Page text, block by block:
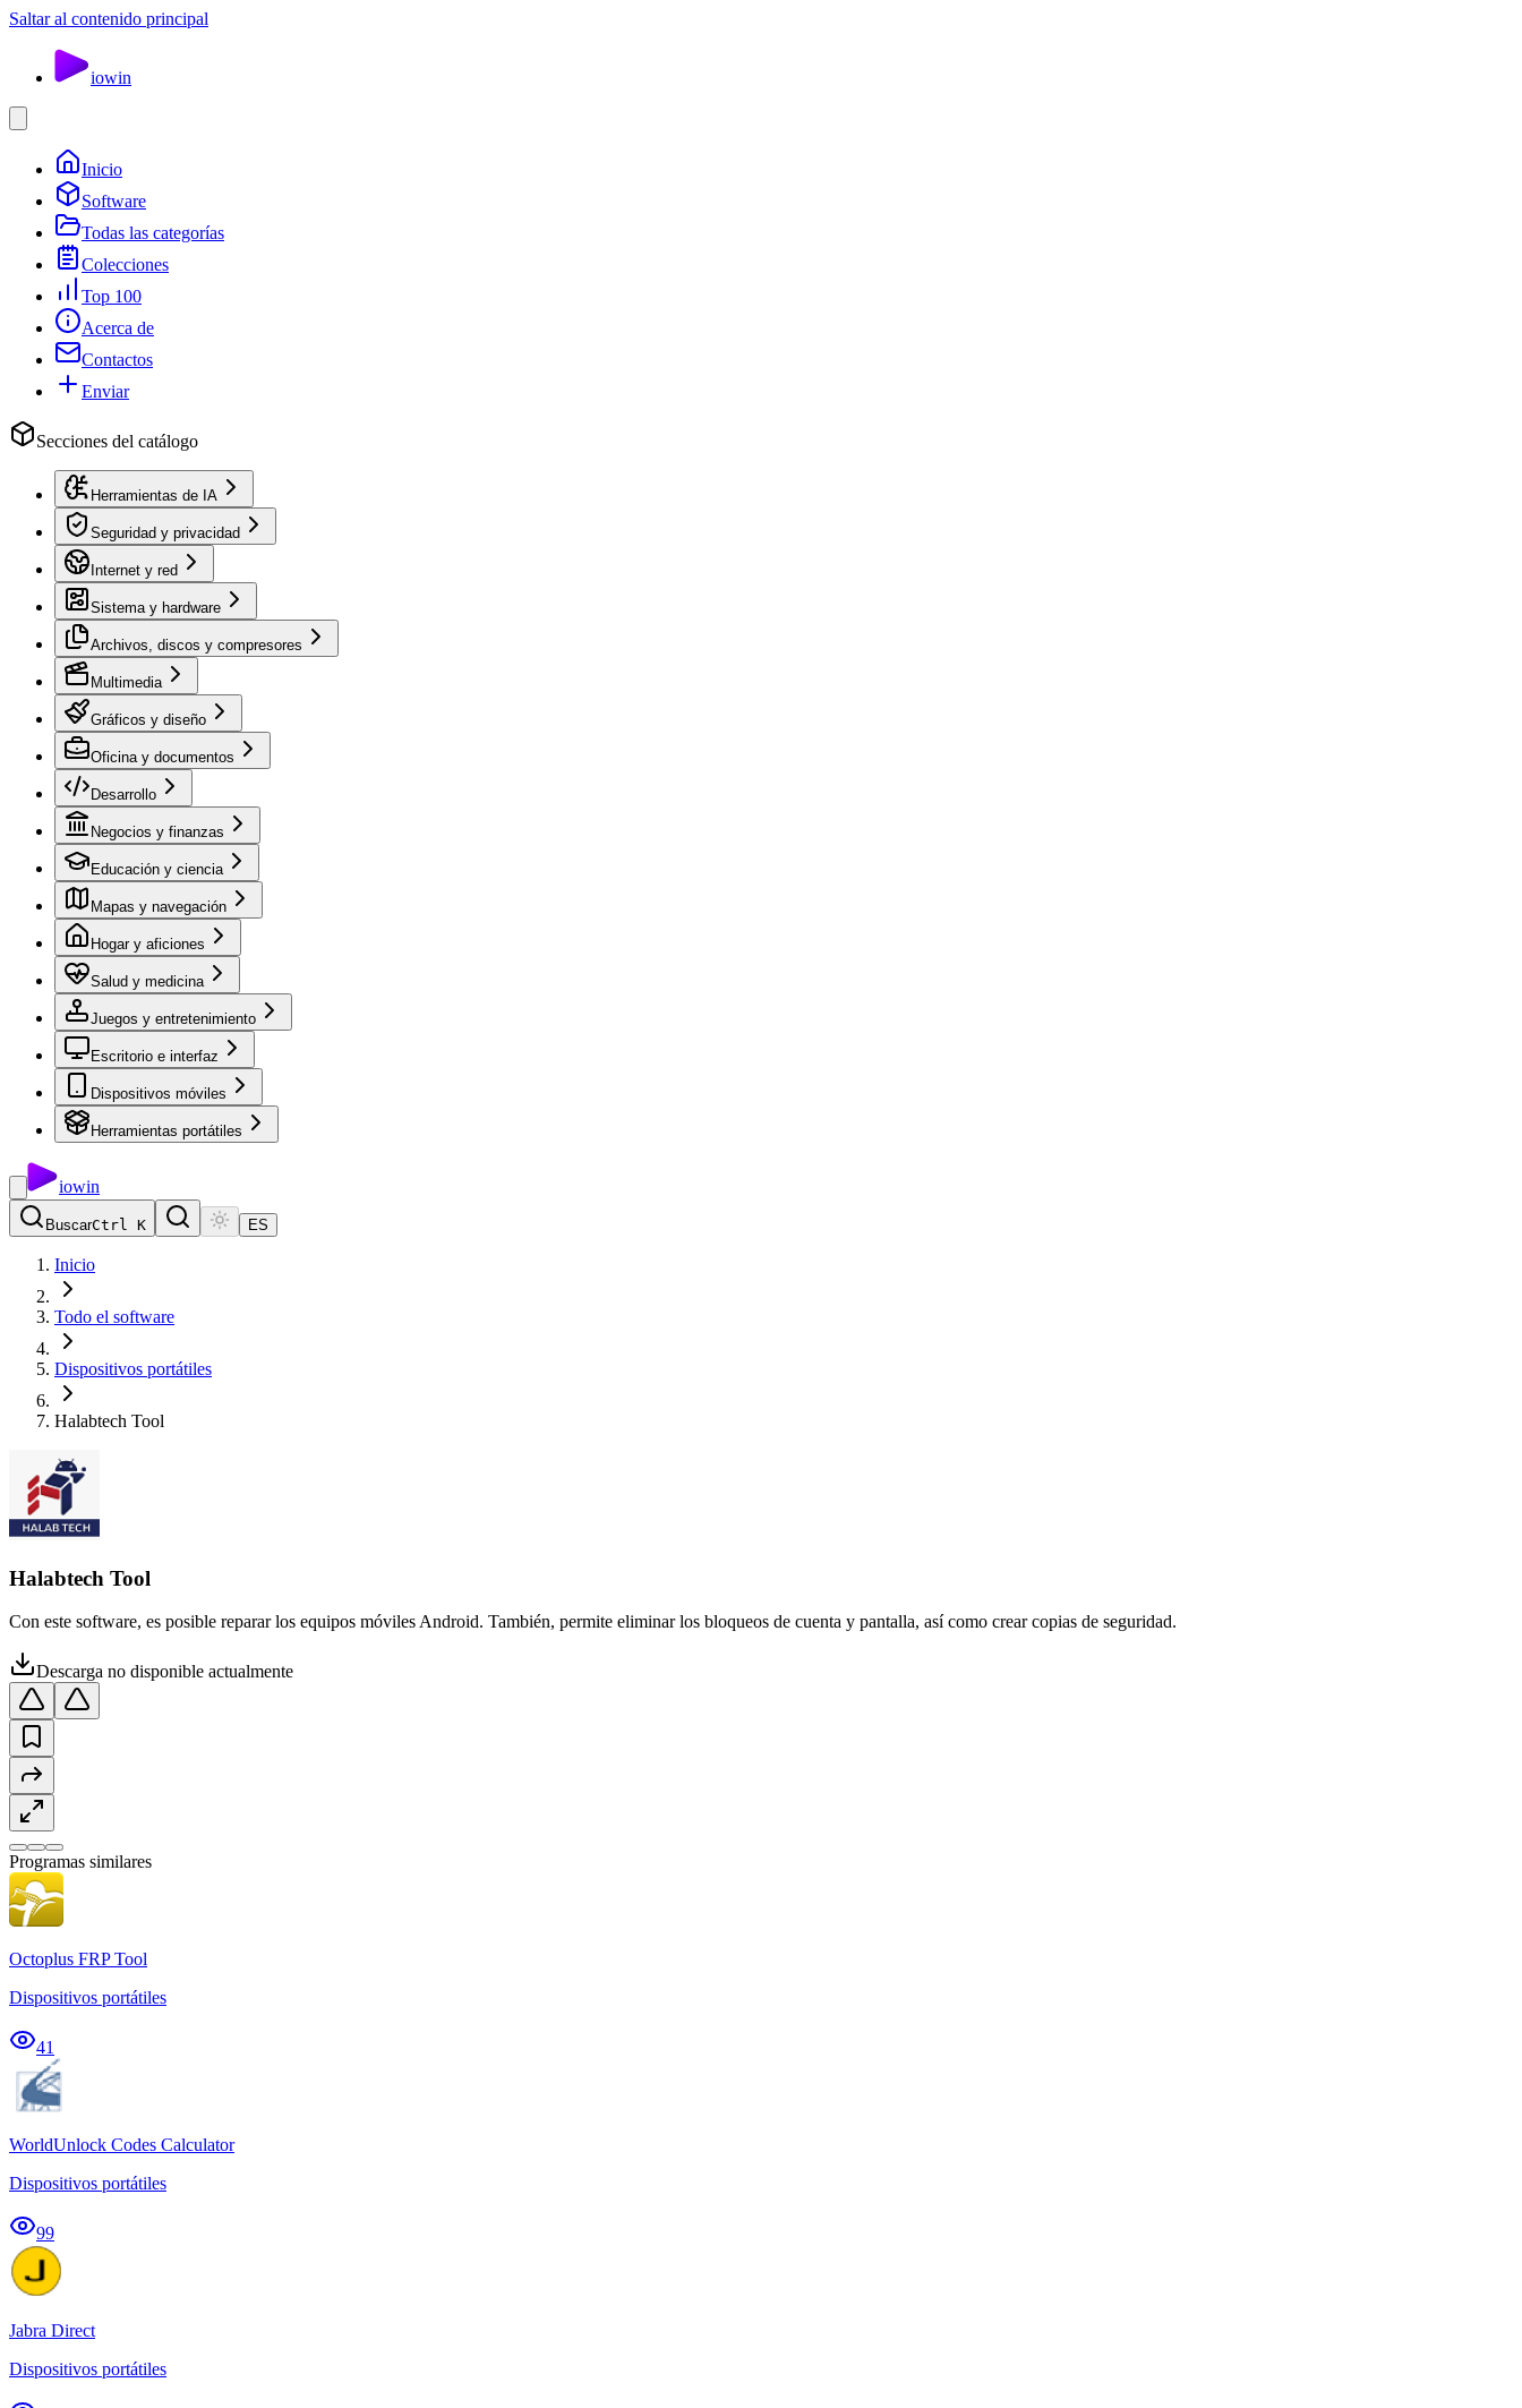
Saltar al contenido principal
iowin
Inicio
Software
Todas las categorías
Colecciones
Top 100
Acerca de
Contactos
Enviar
Secciones del catálogo
Herramientas de IA
Seguridad y privacidad
Internet y red
Sistema y hardware
Archivos, discos y compresores
Multimedia
Gráficos y diseño
Oficina y documentos
Desarrollo
Negocios y finanzas
Educación y ciencia
Mapas y navegación
Hogar y aficiones
Salud y medicina
Juegos y entretenimiento
Escritorio e interfaz
Dispositivos móviles
Herramientas portátiles
iowin
BuscarCtrl K ES
Inicio
Todo el software
Dispositivos portátiles
Halabtech Tool
Halabtech Tool
Con este software, es posible reparar los equipos móviles Android. También, permite eliminar los bloqueos de cuenta y pantalla, así como crear copias de seguridad.
Descarga no disponible actualmente
Programas similares
Octoplus FRP Tool
Dispositivos portátiles
41
WorldUnlock Codes Calculator
Dispositivos portátiles
99
Jabra Direct
Dispositivos portátiles